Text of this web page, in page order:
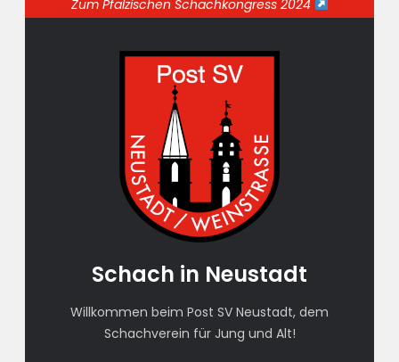
Zum Pfälzischen Schachkongress 2024
Schach in Neustadt
Willkommen beim Post SV Neustadt, dem
Schachverein für Jung und Alt!